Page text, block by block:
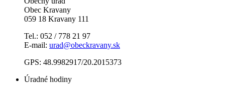
Obec Kravany
059 18 Kravany 111
Tel.: 052 / 778 21 97
E-mail: urad@obeckravany.sk
GPS: 48.9982917/20.2015373
Úradné hodiny